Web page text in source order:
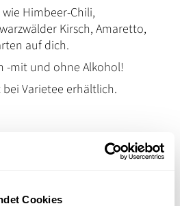
Cookies
Himbeer-Chili,
Kirsch, Amaretto,
auf dich.
-mit und ohne Alkohol!
Varietee erhältlich.